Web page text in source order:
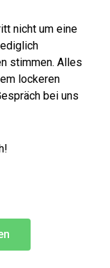
nicht um eine
stimmen. Alles
lockeren
bei uns